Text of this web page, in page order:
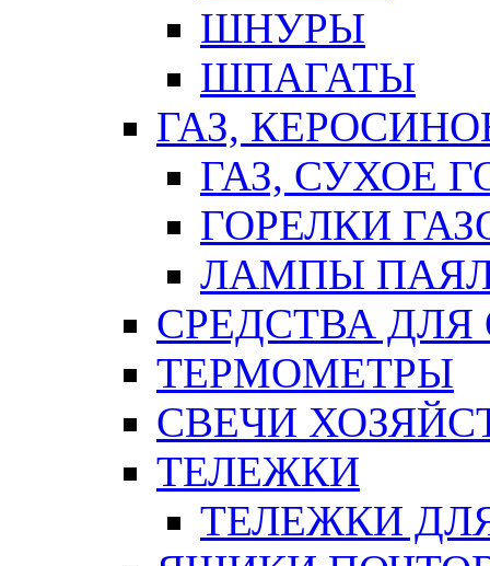
ШНУРЫ
ШПАГАТЫ
ГАЗ,
ГАЗ, СУХОЕ
ГОРЕЛКИ
ЛАМПЫ
СРЕДСТВА
ТЕРМОМЕТРЫ
СВЕЧИ
ТЕЛЕЖКИ
ТЕЛЕЖКИ